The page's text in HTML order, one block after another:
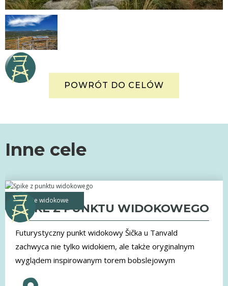
POWRÓT DO CELÓW
Inne cele
Wieże widokowe
SPIKE Z PUNKTU WIDOKOWEGO
Futurystyczny punkt widokowy Šička u Tanvald
zachwyca nie tylko widokiem, ale także oryginalnym
wyglądem inspirowanym torem bobslejowym